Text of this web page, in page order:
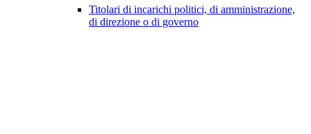
Titolari di incarichi politici, di amministrazione,
di direzione o di governo